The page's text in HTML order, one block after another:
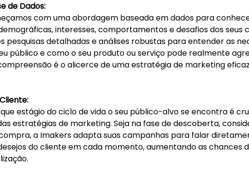
de Dados:
com uma abordagem baseada em dados para
interesses, comportamentos e desafios dos seus
pesquisas detalhadas e análises robustas para entender as
público e como o seu produto ou serviço pode realmente
é o alicerce de uma estratégia de marketing
estágio do ciclo de vida o seu público-alvo se encontra é
estratégias de marketing. Seja na fase de descoberta,
a Imakers adapta suas campanhas para falar
do cliente em cada momento, aumentando as chances